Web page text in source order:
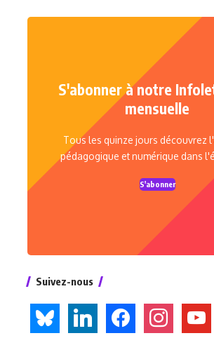
S'abonner à notre
mensuelle
Tous les quinze jours découvrez
pédagogique et numérique dans
S'abonner
Suivez-nous
bluesky linkedin facebook instagramyoutube